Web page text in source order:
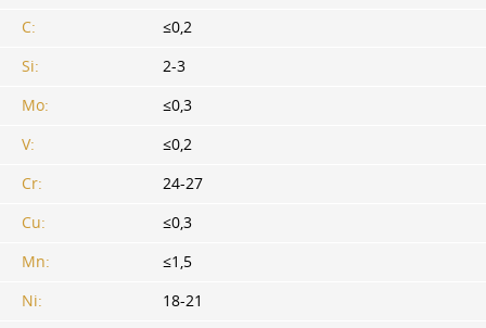
C:
≤0,2
Si:
2-3
Мо:
≤0,3
V:
≤0,2
Cr:
24-27
Cu:
≤0,3
Mn:
≤1,5
Ni:
18-21